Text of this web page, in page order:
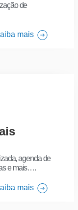
de
mais
agenda de
e mais….
mais